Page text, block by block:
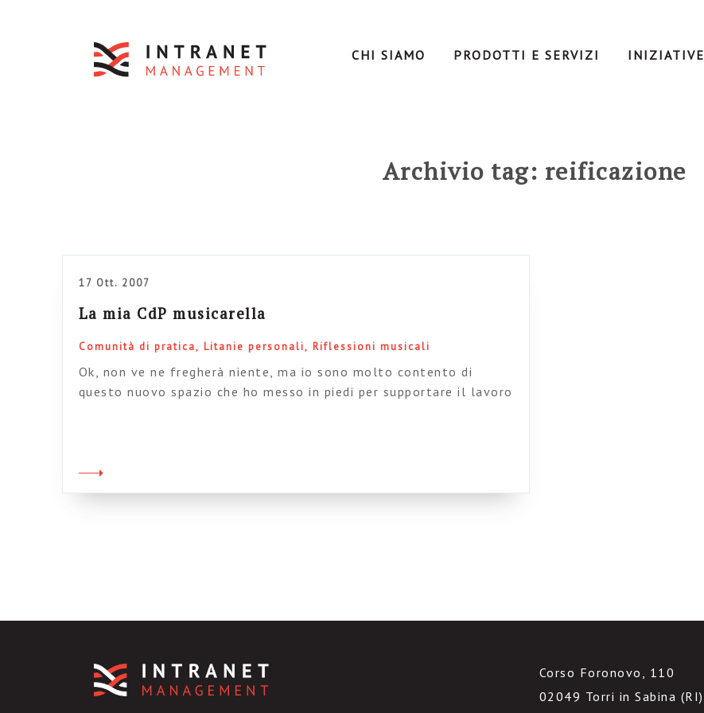
CHI SIAMO PRODOTTI E SERVIZI INIZIATIVE
Archivio tag: reificazione
17 Ott. 2007
La mia CdP musicarella
Comunità di pratica Litanie personali Riflessioni musicali
Ok, non ve ne fregherà niente, ma io sono molto contento di
questo nuovo spazio che ho messo in piedi per supportare il lavoro
discussioni, inseriamo i nostri […]
Corso Foronovo, 110
02049 Torri in Sabina (RI)